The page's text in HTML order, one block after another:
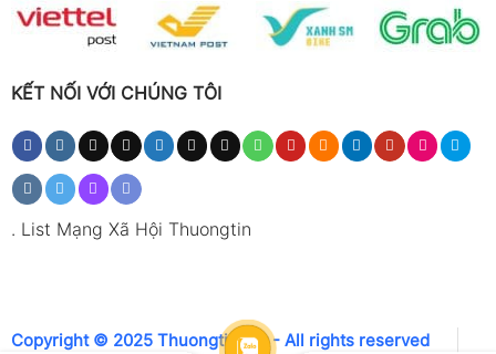
KẾT NỐI VỚI CHÚNG TÔI
. List Mạng Xã Hội Thuongtin
Copyright © 2025 Thuongtin.net - All rights reserved